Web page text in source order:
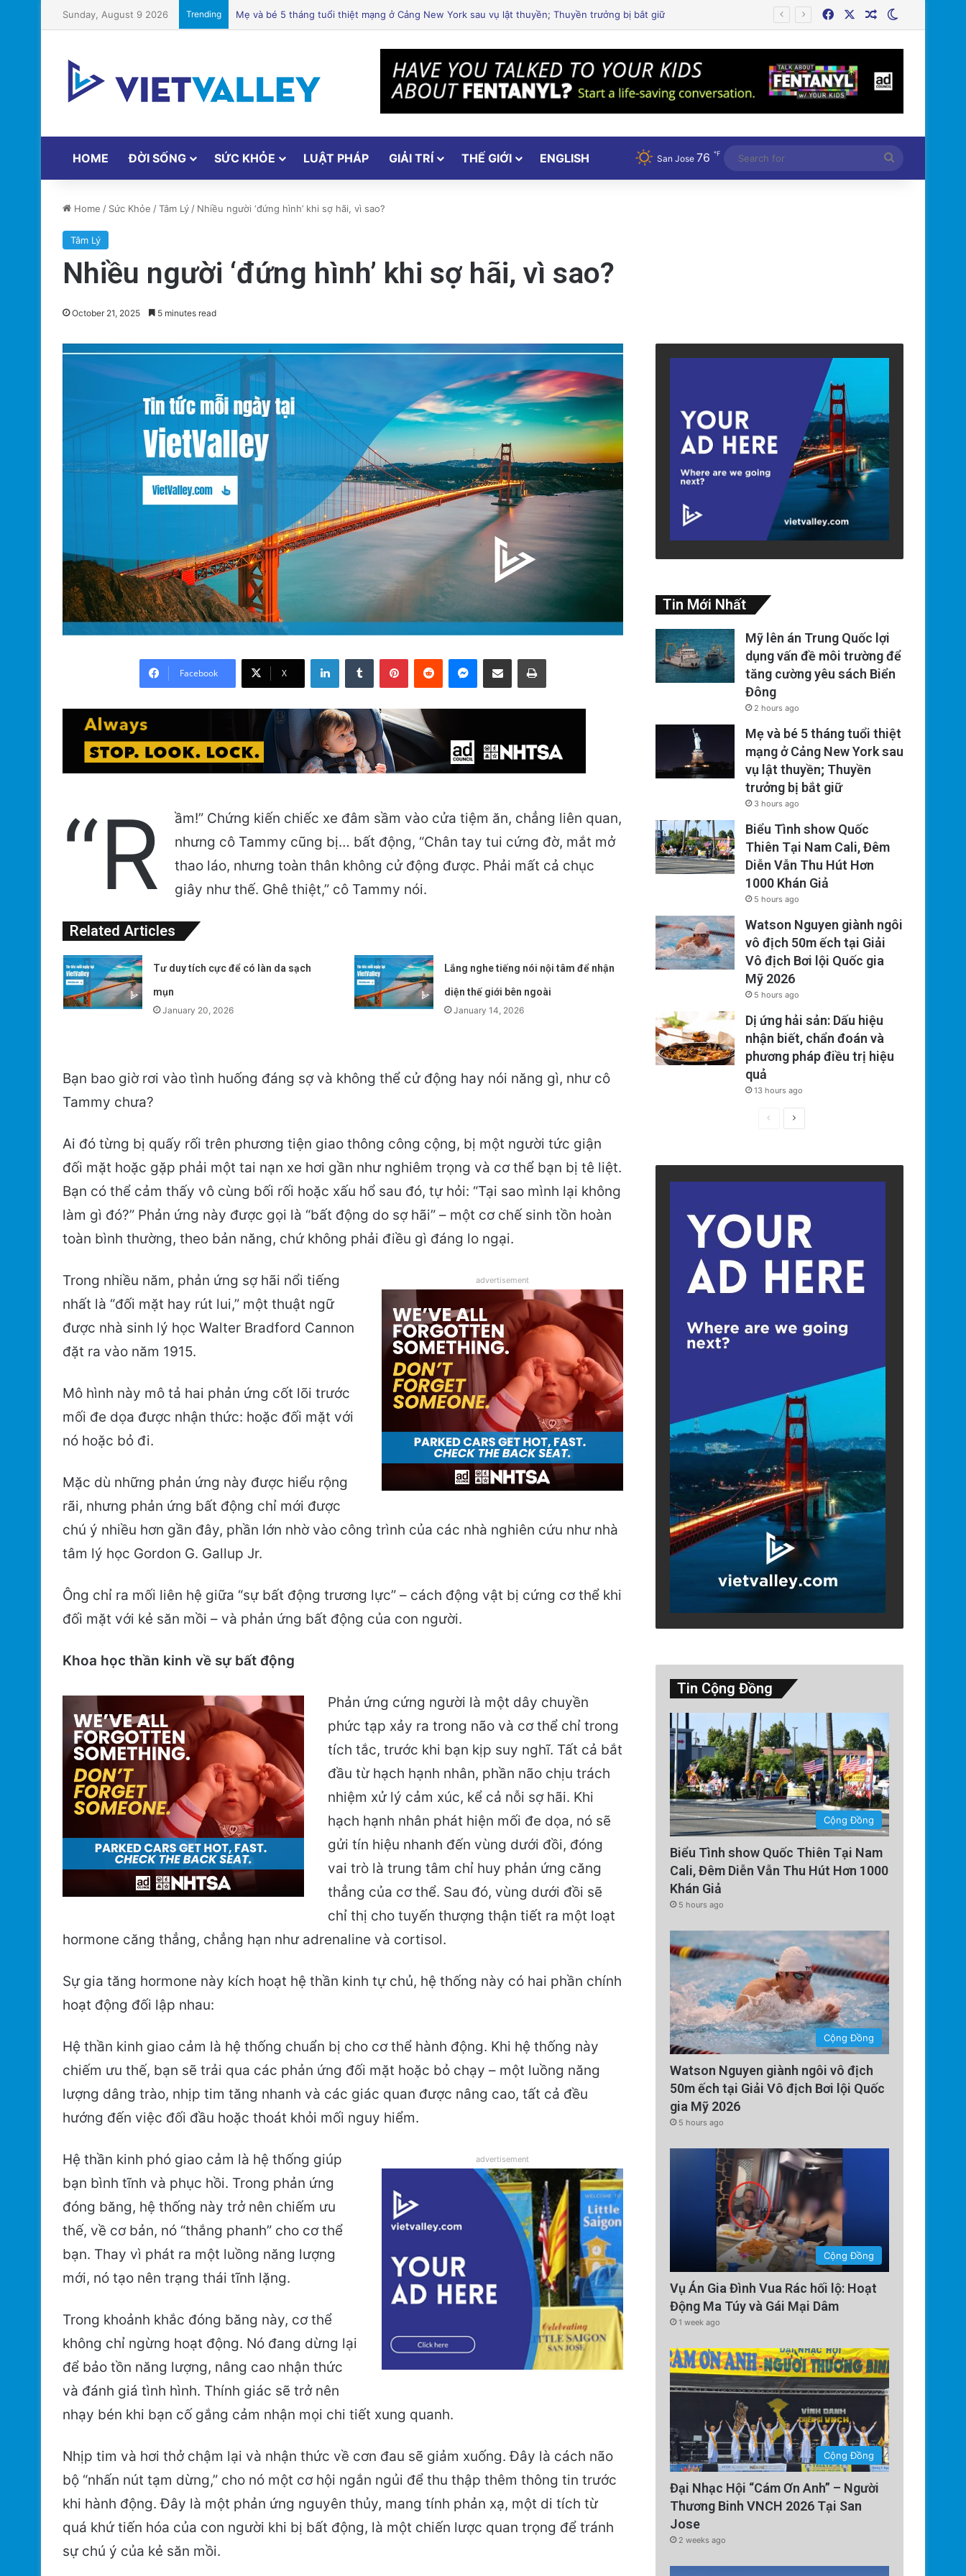
Sunday, August 9 2026 Trending Biểu Tình show Quốc Thiên Tại Nam Cali, Đêm Diễn Vẫn Thu Hút Hơn 1000 Khán Giả FacebookRandom Article
HOME ĐỜI SỐNG SỨC KHỎE LUẬT PHÁP GIẢI TRÍ THẾ GIỚI ENGLISH San Jose 76 ℉
for
Home / Sức Khỏe /Tâm Lý/ Nhiều người ‘đứng hình’ khi sợ hãi, vì sao?
Tâm Lý
Nhiều người ‘đứng hình’ khi sợ hãi, vì sao?
October 21, 2025 5 minutes read
Facebook X
LinkedInTumblr PinterestReddit Messenger
Share via Email Print
“R
ầm!” Chứng kiến chiếc xe đâm sầm vào cửa tiệm ăn, chẳng liên quan,
nhưng cô Tammy cũng bị… bất động, “Chân tay tui cứng đờ, mắt mở
thao láo, nhưng toàn thân không cử động được. Phải mất cả chục
giây như thế. Ghê thiệt,” cô Tammy nói.
Related Articles
Tư duy tích cực để có làn da sạch
mụn
January 20, 2026
Lắng nghe tiếng nói nội tâm để nhận
diện thế giới bên ngoài
January 14, 2026
Bạn bao giờ rơi vào tình huống đáng sợ và không thể cử động hay nói năng gì, như cô
Tammy chưa?
Ai đó từng bị quấy rối trên phương tiện giao thông công cộng, bị một người tức giận
đối mặt hoặc gặp phải một tai nạn xe hơi gần như nghiêm trọng và cơ thể bạn bị tê liệt.
Bạn có thể cảm thấy vô cùng bối rối hoặc xấu hổ sau đó, tự hỏi: “Tại sao mình lại không
làm gì đó?” Phản ứng này được gọi là “bất động do sợ hãi” – một cơ chế sinh tồn hoàn
toàn bình thường, theo bản năng, chứ không phải điều gì đáng lo ngại.
advertisement
Trong nhiều năm, phản ứng sợ hãi nổi tiếng
nhất là “đối mặt hay rút lui,” một thuật ngữ
được nhà sinh lý học Walter Bradford Cannon
đặt ra vào năm 1915.
Mô hình này mô tả hai phản ứng cốt lõi trước
mối đe dọa được nhận thức: hoặc đối mặt với
nó hoặc bỏ đi.
Mặc dù những phản ứng này được hiểu rộng
rãi, nhưng phản ứng bất động chỉ mới được
chú ý nhiều hơn gần đây, phần lớn nhờ vào công trình của các nhà nghiên cứu như nhà
tâm lý học Gordon G. Gallup Jr.
Ông chỉ ra mối liên hệ giữa “sự bất động trương lực” – cách động vật bị cứng cơ thể khi
đối mặt với kẻ săn mồi – và phản ứng bất động của con người.
Khoa học thần kinh về sự bất động
Phản ứng cứng người là một dây chuyền
phức tạp xảy ra trong não và cơ thể chỉ trong
tích tắc, trước khi bạn kịp suy nghĩ. Tất cả bắt
đầu từ hạch hạnh nhân, phần não chịu trách
nhiệm xử lý cảm xúc, kể cả nỗi sợ hãi. Khi
hạch hạnh nhân phát hiện mối đe dọa, nó sẽ
gửi tín hiệu nhanh đến vùng dưới đồi, đóng
vai trò là trung tâm chỉ huy phản ứng căng
thẳng của cơ thể. Sau đó, vùng dưới đồi sẽ
chỉ thị cho tuyến thượng thận tiết ra một loạt
hormone căng thẳng, chẳng hạn như adrenaline và cortisol.
Sự gia tăng hormone này kích hoạt hệ thần kinh tự chủ, hệ thống này có hai phần chính
hoạt động đối lập nhau:
Hệ thần kinh giao cảm là hệ thống chuẩn bị cho cơ thể hành động. Khi hệ thống này
chiếm ưu thế, bạn sẽ trải qua các phản ứng đối mặt hoặc bỏ chạy – một luồng năng
lượng dâng trào, nhịp tim tăng nhanh và các giác quan được nâng cao, tất cả đều
hướng đến việc đối đầu hoặc thoát khỏi mối nguy hiểm.
advertisement
Hệ thần kinh phó giao cảm là hệ thống giúp
bạn bình tĩnh và phục hồi. Trong phản ứng
đóng băng, hệ thống này trở nên chiếm ưu
thế, về cơ bản, nó “thắng phanh” cho cơ thể
bạn. Thay vì phát ra một luồng năng lượng
mới, nó tạo nên trạng thái tĩnh lặng.
Trong khoảnh khắc đóng băng này, cơ thể
không chỉ ngừng hoạt động. Nó đang dừng lại
để bảo tồn năng lượng, nâng cao nhận thức
và đánh giá tình hình. Thính giác sẽ trở nên
nhạy bén khi bạn cố gắng cảm nhận mọi chi tiết xung quanh.
Nhịp tim và hơi thở chậm lại và nhận thức về cơn đau sẽ giảm xuống. Đây là cách não
bộ “nhấn nút tạm dừng,” cho nó một cơ hội ngắn ngủi để thu thập thêm thông tin trước
khi hành động. Đây là một phản ứng nguyên thủy, mang tính phản xạ, một di tích từ
quá khứ tiến hóa của con người khi bị bất động, là một chiến lược quan trọng để tránh
sự chú ý của kẻ săn mồi.
Tin Mới Nhất
Mỹ lên án Trung Quốc lợi
dụng vấn đề môi trường để
tăng cường yêu sách Biển
Đông
2 hours ago
Mẹ và bé 5 tháng tuổi thiệt
mạng ở Cảng New York sau
vụ lật thuyền; Thuyền
trưởng bị bắt giữ
3 hours ago
Biểu Tình show Quốc
Thiên Tại Nam Cali, Đêm
Diễn Vẫn Thu Hút Hơn
1000 Khán Giả
5 hours ago
Watson Nguyen giành ngôi
vô địch 50m ếch tại Giải
Vô địch Bơi lội Quốc gia
Mỹ 2026
5 hours ago
Dị ứng hải sản: Dấu hiệu
nhận biết, chẩn đoán và
phương pháp điều trị hiệu
quả
13 hours ago
PreviousNext
Tin Cộng Đồng
Cộng Đồng
Biểu Tình show Quốc Thiên Tại Nam
Cali, Đêm Diễn Vẫn Thu Hút Hơn 1000
Khán Giả
5 hours ago
Cộng Đồng
Watson Nguyen giành ngôi vô địch
50m ếch tại Giải Vô địch Bơi lội Quốc
gia Mỹ 2026
5 hours ago
Cộng Đồng
Vụ Án Gia Đình Vua Rác hối lộ: Hoạt
Động Ma Túy và Gái Mại Dâm
1 week ago
Cộng Đồng
Đại Nhạc Hội “Cám Ơn Anh” – Người
Thương Binh VNCH 2026 Tại San
Jose
2 weeks ago